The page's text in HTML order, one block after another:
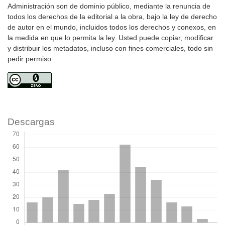
Administración son de dominio público, mediante la renuncia de
todos los derechos de la editorial a la obra, bajo la ley de derecho
de autor en el mundo, incluidos todos los derechos y conexos, en
la medida en que lo permita la ley. Usted puede copiar, modificar
y distribuir los metadatos, incluso con fines comerciales, todo sin
pedir permiso.
Descargas